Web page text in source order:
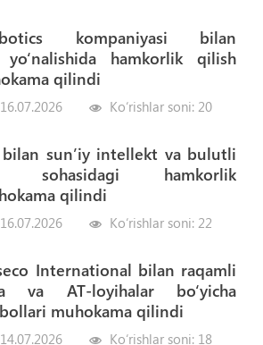
kompaniyasi bilan
hamkorlik qilish
qilindi
16.07.2026 Ko‘rishlar soni: 20
sun’iy intellekt va bulutli
sohasidagi hamkorlik
qilindi
16.07.2026 Ko‘rishlar soni: 22
International bilan raqamli
va AT-loyihalar bo‘yicha
muhokama qilindi
14.07.2026 Ko‘rishlar soni: 18